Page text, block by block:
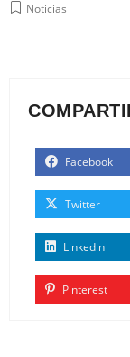
Noticias
Facebook
Twitter
Linkedin
Pinterest